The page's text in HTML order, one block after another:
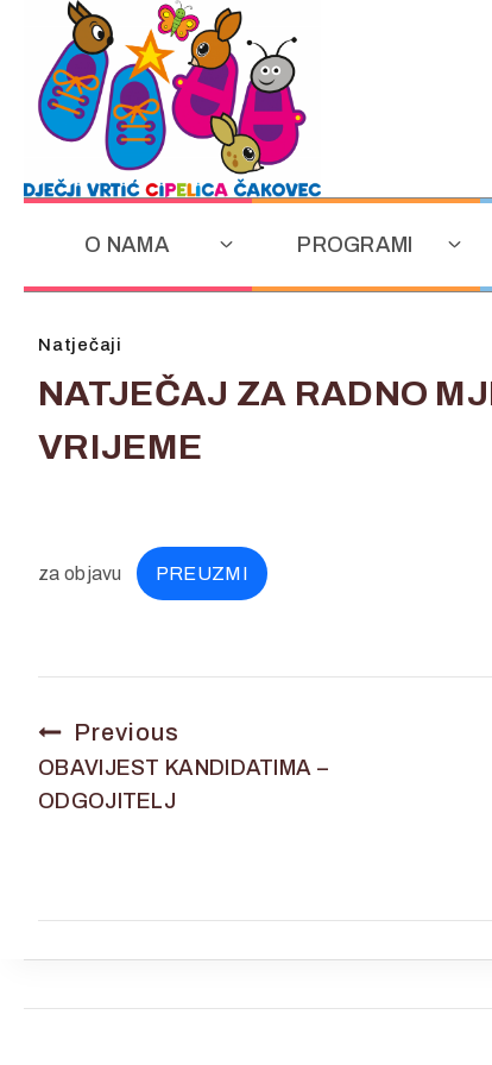
O NAMA PROGRAMI
Natječaji
NATJEČAJ ZA RADNO
VRIJEME
za objavu PREUZMI
Previous
OBAVIJEST KANDIDATIMA –
ODGOJITELJ